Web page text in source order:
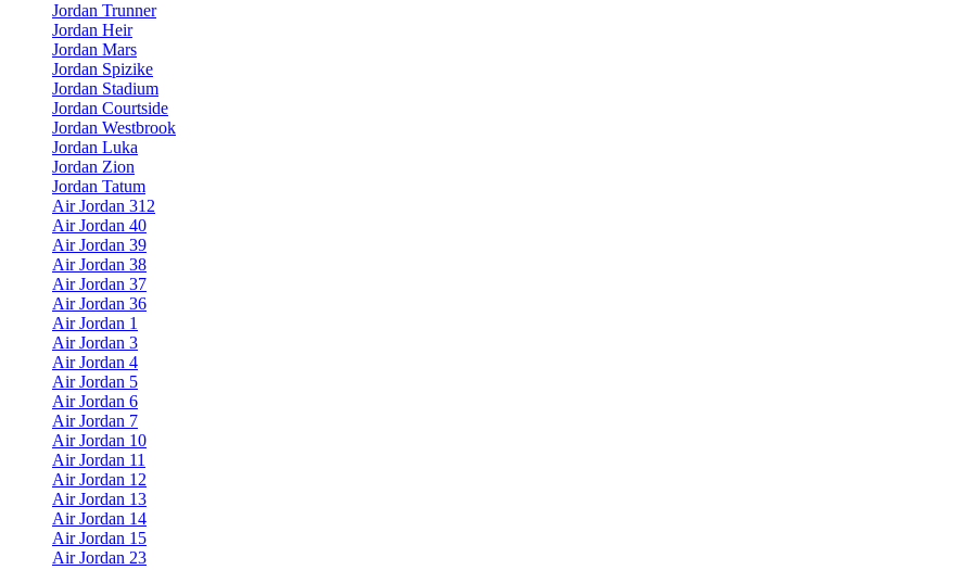
Jordan Trunner
Jordan Heir
Jordan Mars
Jordan Spizike
Jordan Stadium
Jordan Courtside
Jordan Westbrook
Jordan Luka
Jordan Zion
Jordan Tatum
Air Jordan 312
Air Jordan 40
Air Jordan 39
Air Jordan 38
Air Jordan 37
Air Jordan 36
Air Jordan 1
Air Jordan 3
Air Jordan 4
Air Jordan 5
Air Jordan 6
Air Jordan 7
Air Jordan 10
Air Jordan 11
Air Jordan 12
Air Jordan 13
Air Jordan 14
Air Jordan 15
Air Jordan 23